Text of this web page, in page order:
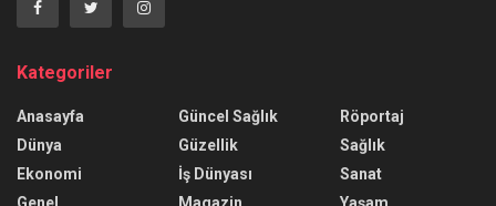
Kategoriler
Anasayfa
Dünya
Ekonomi
Güncel Sağlık
Güzellik
İş Dünyası
Röportaj
Sağlık
Sanat